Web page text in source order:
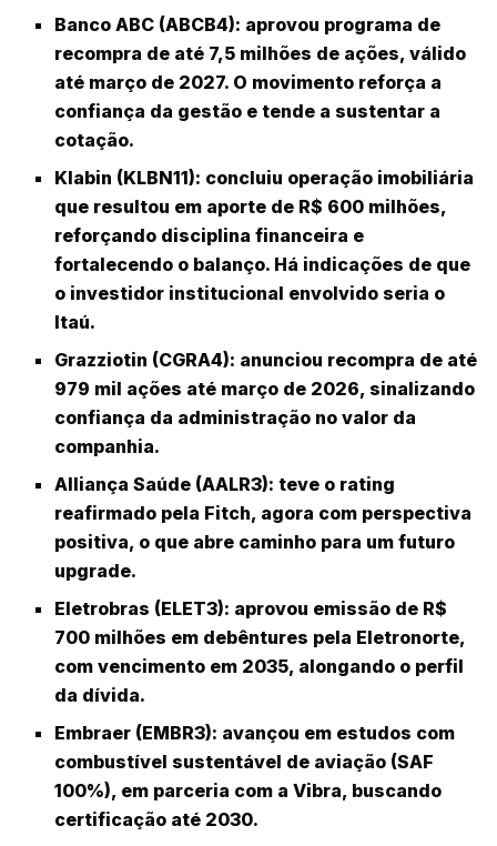
Banco ABC (ABCB4): aprovou programa de
recompra de até 7,5 milhões de ações, válido
até março de 2027. O movimento reforça a
confiança da gestão e tende a sustentar a
cotação.
Klabin (KLBN11): concluiu operação imobiliária
que resultou em aporte de R$ 600 milhões,
reforçando disciplina financeira e
fortalecendo o balanço. Há indicações de que
o investidor institucional envolvido seria o
Itaú.
Grazziotin (CGRA4): anunciou recompra de até
979 mil ações até março de 2026, sinalizando
confiança da administração no valor da
companhia.
Alliança Saúde (AALR3): teve o rating
reafirmado pela Fitch, agora com perspectiva
positiva, o que abre caminho para um futuro
upgrade.
Eletrobras (ELET3): aprovou emissão de R$
700 milhões em debêntures pela Eletronorte,
com vencimento em 2035, alongando o perfil
da dívida.
Embraer (EMBR3): avançou em estudos com
combustível sustentável de aviação (SAF
100%), em parceria com aVibra, buscando
certificação até 2030.